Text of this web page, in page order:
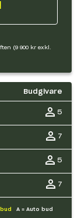
(9 900 kr exkl.
Budgivare
5
7
5
7
A = Auto bud